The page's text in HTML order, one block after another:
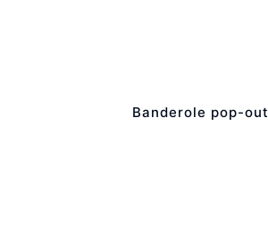
Banderole pop-out